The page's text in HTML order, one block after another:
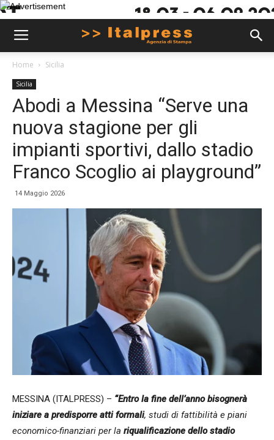
Home Sicilia
Sicilia
Abodi a Messina “Serve una
nuova stagione per gli
impianti sportivi, dallo stadio
Franco Scoglio ai playground”
14 Maggio 2026
MESSINA (ITALPRESS) – “Entro la fine dell’anno bisognerà
iniziare a predisporre atti formali, studi di fattibilità e piani
economico-finanziari per la riqualificazione dello stadio